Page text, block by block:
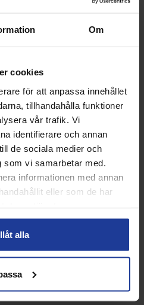
Om
cookies
för att anpassa innehållet
tillhandahålla funktioner
vår trafik. Vi
identifierare och annan
de sociala medier och
vi samarbetar med.
informationen med annan
eller som de har
alla
18%
Adidas Metalbone Control -
2026